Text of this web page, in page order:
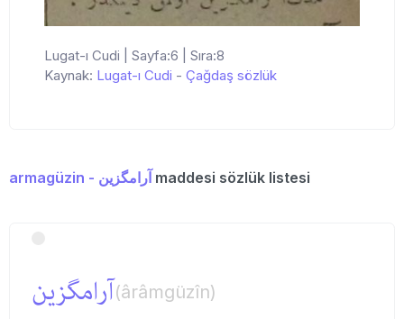
Lugat-ı Cudi | Sayfa:6 | Sıra:8
Kaynak: Lugat-ı Cudi - Çağdaş sözlük
armagüzin - آرامگزین maddesi sözlük listesi
آرامگزین(ârâmgüzîn)